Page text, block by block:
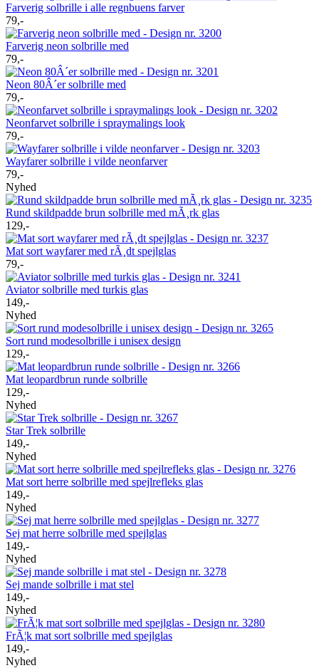
Farverig solbrille i alle regnbuens farver
79,-
Farverig neon solbrille med
79,-
Neon 80Â´er solbrille med
79,-
Neonfarvet solbrille i spraymalings look
79,-
Wayfarer solbrille i vilde neonfarver
79,-
Nyhed
Rund skildpadde brun solbrille med mÃ¸rk glas
129,-
Mat sort wayfarer med rÃ¸dt spejlglas
79,-
Aviator solbrille med turkis glas
149,-
Nyhed
Sort rund modesolbrille i unisex design
129,-
Mat leopardbrun runde solbrille
129,-
Nyhed
Star Trek solbrille
149,-
Nyhed
Mat sort herre solbrille med spejlrefleks glas
149,-
Nyhed
Sej mat herre solbrille med spejlglas
149,-
Nyhed
Sej mande solbrille i mat stel
149,-
Nyhed
FrÃ¦k mat sort solbrille med spejlglas
149,-
Nyhed